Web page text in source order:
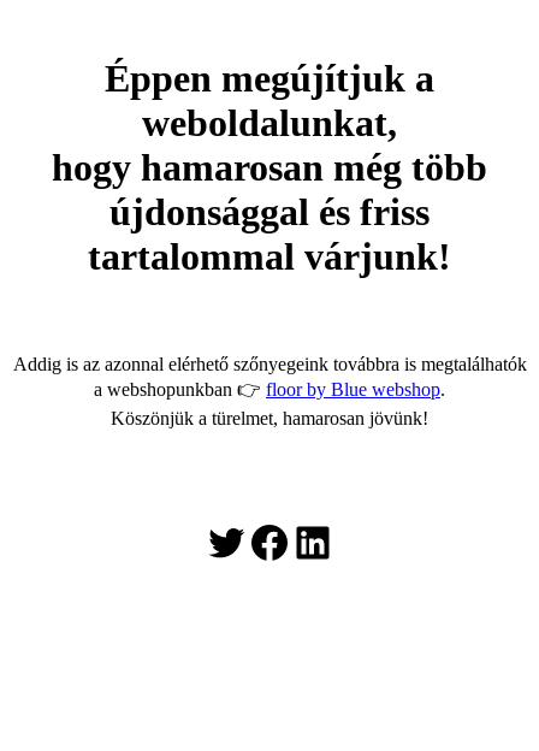
Éppen megújítjuk a
weboldalunkat,
hogy hamarosan még több
újdonsággal és friss
tartalommal várjunk!
Addig is az azonnal elérhető szőnyegeink továbbra is megtalálhatók
a webshopunkban 👉 floor by Blue webshop.
Köszönjük a türelmet, hamarosan jövünk!
Twitter
Facebook
LinkedIn